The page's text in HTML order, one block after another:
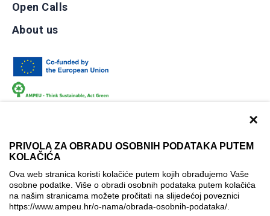
×
PRIVOLA ZA OBRADU OSOBNIH PODATAKA PUTEM
KOLAČIĆA
Ova web stranica koristi kolačiće putem kojih obrađujemo Vaše
osobne podatke. Više o obradi osobnih podataka putem kolačića
na našim stranicama možete pročitati na slijedećoj poveznici
https://www.ampeu.hr/o-nama/obrada-osobnih-podataka/
Open Calls
About us
Terms of use Contact
Accessibility info
Cookie policy
Cookie settings
© AMPEU, 2026.